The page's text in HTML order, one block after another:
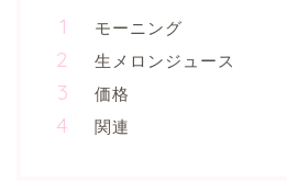
モーニング
生メロンジュース
価格
関連